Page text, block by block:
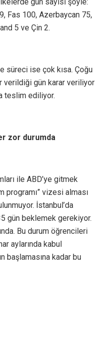
Fas 100, Azerbaycan 75,
5 ve Çin 2.
süreci ise çok kısa. Çoğu
verildiği gün karar veriliyor
teslim ediliyor.
zor durumda
ile ABD’ye gitmek
vizesi alması
İstanbul’da
gün beklemek gerekiyor.
Bu durum öğrencileri
aylarında kabul
başlamasına kadar bu